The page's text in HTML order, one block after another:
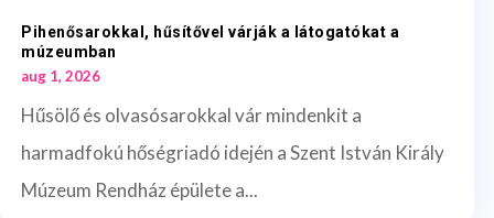
Pihenősarokkal, hűsítővel várják a látogatókat a
múzeumban
aug 1, 2026
Hűsölő és olvasósarokkal vár mindenkit a
harmadfokú hőségriadó idején a Szent István Király
Múzeum Rendház épülete a...